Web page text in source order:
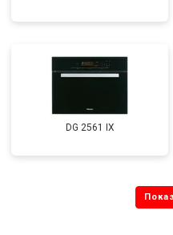
DG 2561 IX